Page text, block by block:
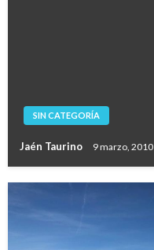
SIN CATEGORÍA
Jaén Taurino 9 marzo, 2010